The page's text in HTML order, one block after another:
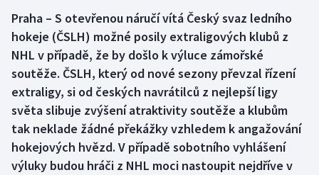
Boby a skeleton
Box
Curling
Dostihy
Florbal
AZ kvíz
Praha – S otevřenou náručí vítá Český svaz ledního
hokeje (ČSLH) možné posily extraligových klubů z
NHL v případě, že by došlo k výluce zámořské
soutěže. ČSLH, který od nové sezony převzal řízení
extraligy, si od českých navrátilců z nejlepší ligy
světa slibuje zvýšení atraktivity soutěže a klubům
tak neklade žádné překážky vzhledem k angažování
hokejových hvězd. V případě sobotního vyhlášení
výluky budou hráči z NHL moci nastoupit nejdříve v